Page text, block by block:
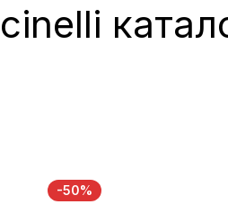
-50%